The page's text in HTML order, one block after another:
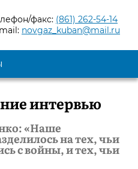
факс: (861) 262-54-14
novgaz_kuban@mail.ru
интервью
«Наше
на тех, чьи
с войны, и тех, чьи